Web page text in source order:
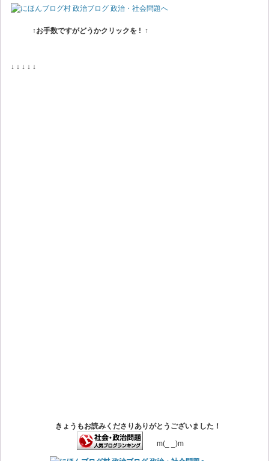
↑お手数ですがどうかクリックを ! ↑
↓ ↓ ↓ ↓ ↓
きょうもお読みくださりありがとうございました！
m(_ _)m